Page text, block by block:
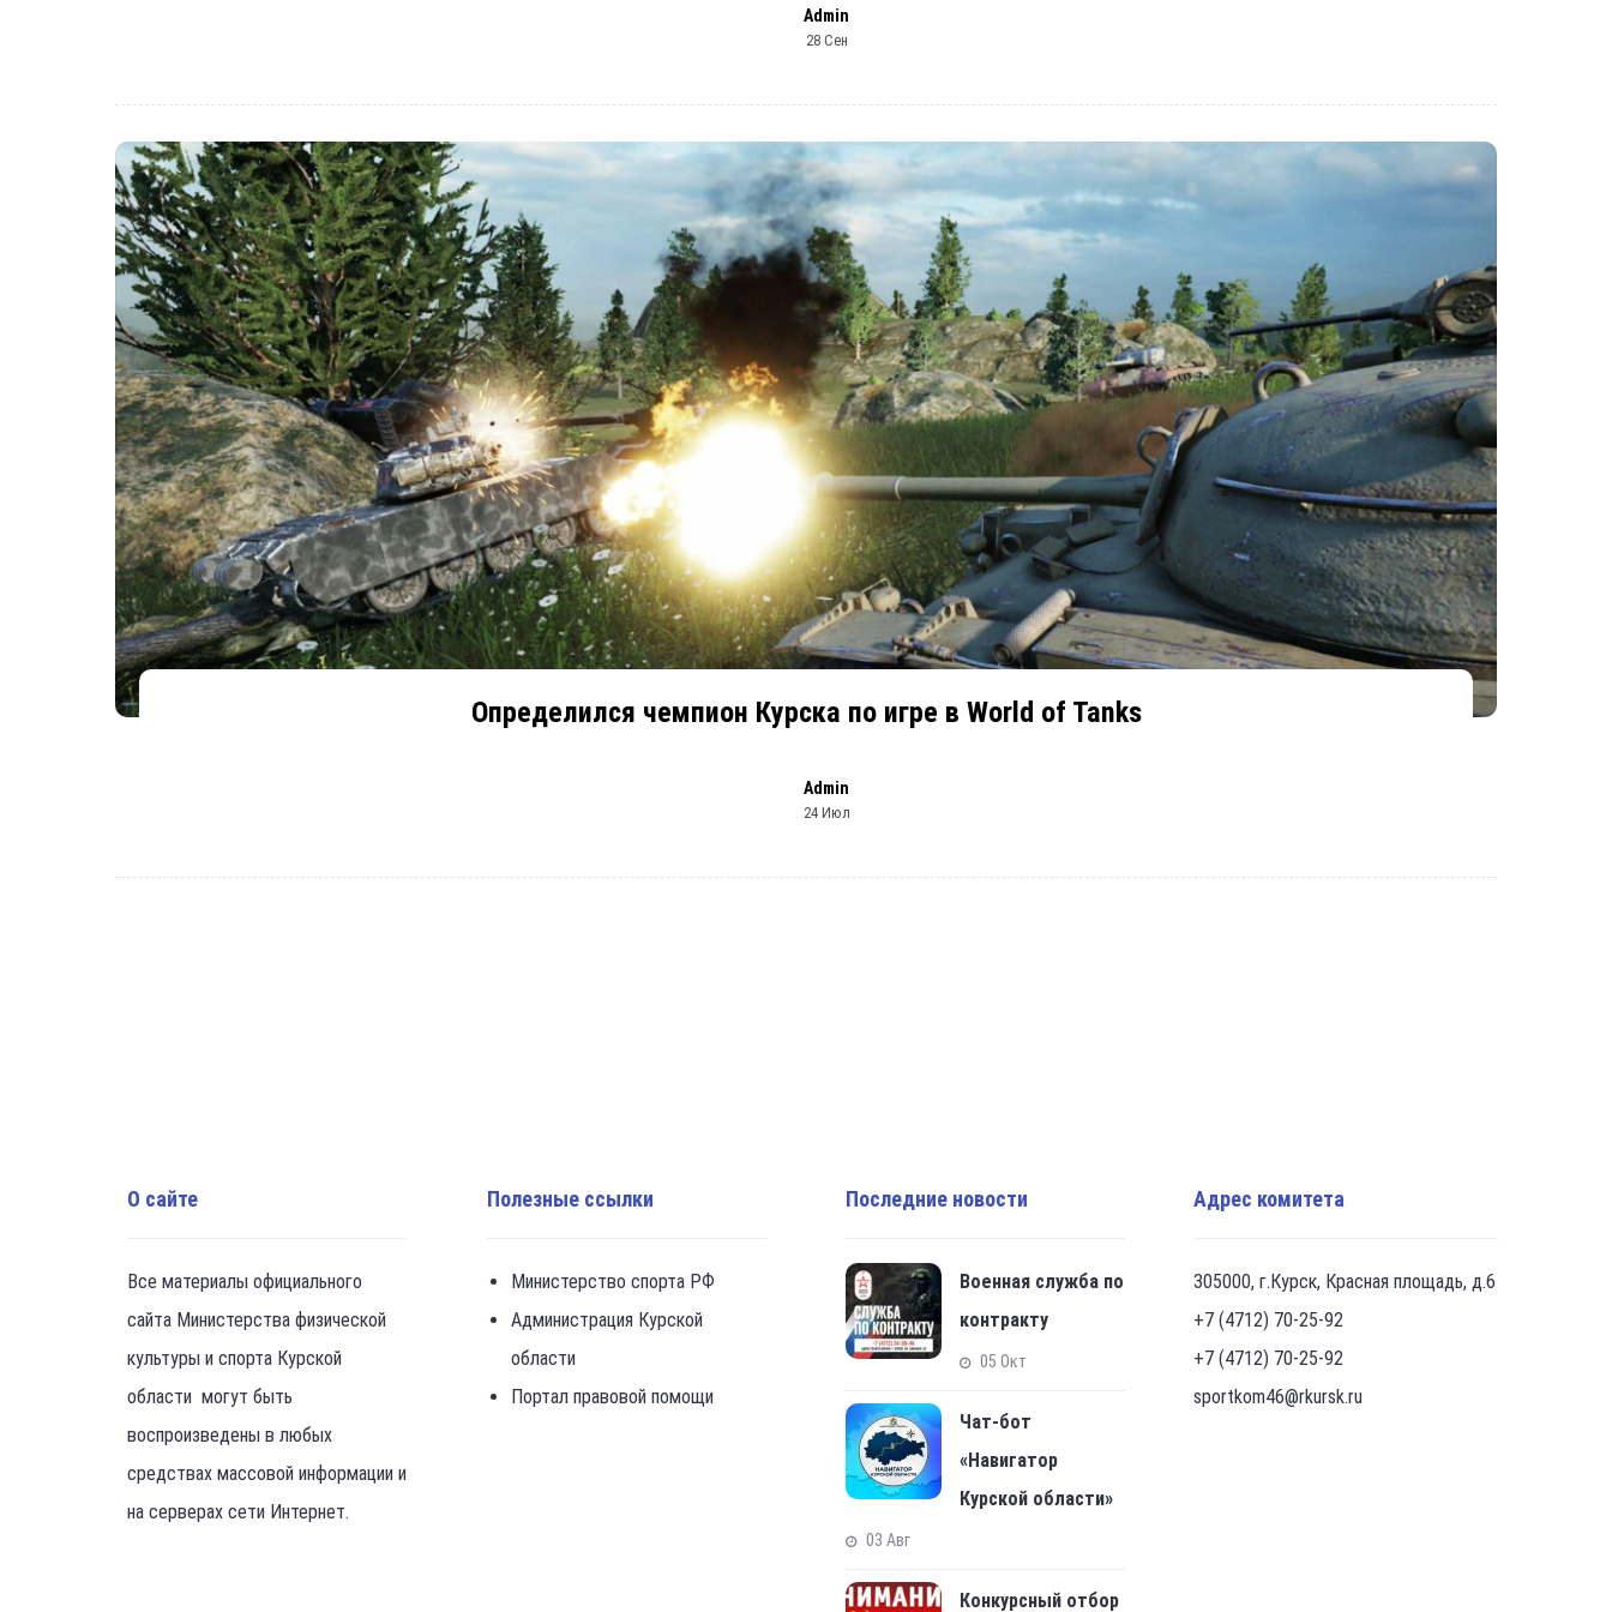
Admin
28 Сен
Определился чемпион Курска по игре в World of Tanks
Admin
24 Июл
О сайте
Все материалы официального
сайта Министерства физической
культуры и спорта Курской
области могут быть
воспроизведены в любых
средствах массовой информации и
на серверах сети Интернет.
Полезные ссылки
Министерство спорта РФ
Администрация Курской
области
Портал правовой помощи
Последние новости
Военная служба по
контракту
05 Окт
Чат-бот
«Навигатор
Курской области»
03 Авг
Конкурсный отбор
Адрес комитета
305000, г.Курск, Красная площадь, д.6
+7 (4712) 70-25-92
+7 (4712) 70-25-92
sportkom46@rkursk.ru